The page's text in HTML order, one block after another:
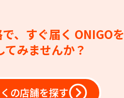
、すぐ届く ONIGOを
てみませんか？
の店舗を探す